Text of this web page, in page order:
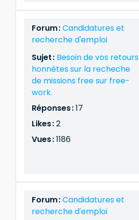
Forum :Candidatures et
recherche d'emploi
Sujet : Besoin de vos retours
honnêtes sur la recheche
de missions free sur free-
work.
Réponses :17
Likes :2
Vues :1186
Forum :Candidatures et
recherche d'emploi